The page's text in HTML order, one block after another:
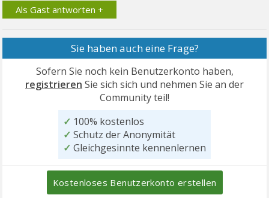
Als Gast antworten +
Sie haben auch eine Frage?
Sofern Sie noch kein Benutzerkonto haben,
registrieren Sie sich sich und nehmen Sie an der
Community teil!
✓ 100% kostenlos
✓ Schutz der Anonymität
✓ Gleichgesinnte kennenlernen
Kostenloses Benutzerkonto erstellen